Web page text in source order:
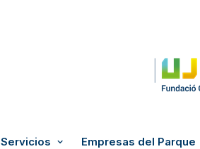
Servicios Empresas del Parque